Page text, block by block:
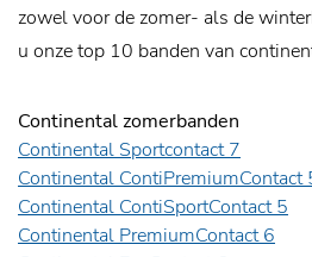
zowel voor de zomer- als de
u onze top 10 banden van
Continental zomerbanden
Continental Sportcontact 7
Continental ContiPremiumContact
Continental ContiSportContact 5
Continental PremiumContact 6